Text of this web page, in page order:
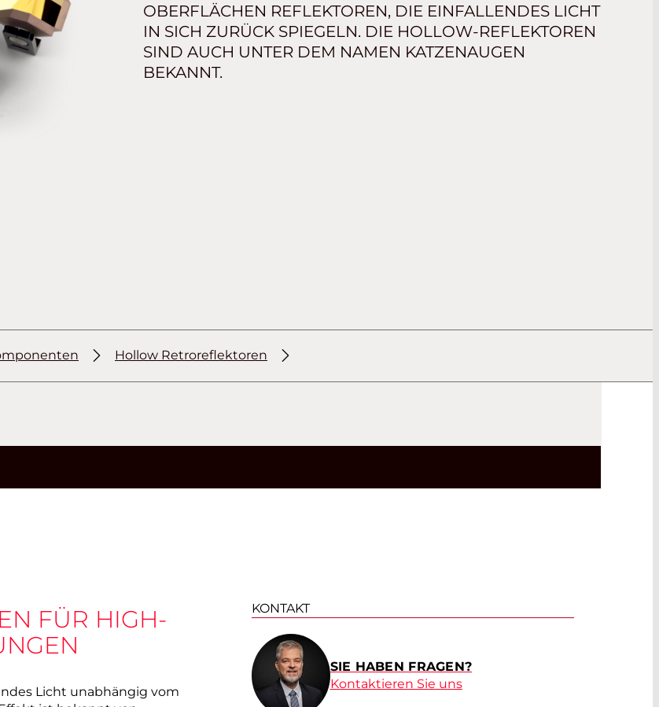
OBERFLÄCHEN REFLEKTOREN, DIE EINFALLENDES LICHT
IN SICH ZURÜCK SPIEGELN. DIE HOLLOW-REFLEKTOREN
SIND AUCH UNTER DEM NAMEN KATZENAUGEN
BEKANNT.
Hollow Retroreflektoren
FÜR HIGH-
Licht unabhängig vom
KONTAKT
SIE HABEN FRAGEN?
Kontaktieren Sie uns